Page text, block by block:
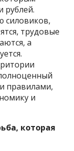
рублей.
силовиков,
трудовые
а
правилами,
и
которая